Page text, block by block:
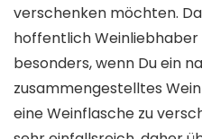
verschenken möchten.
hoffentlich
besonders, wenn Du ein
zusammengestelltes
eine Weinflasche zu